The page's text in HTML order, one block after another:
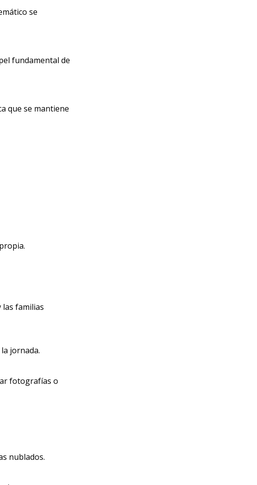
se
fundamental de
que se mantiene
familias
jornada.
fotografías o
nublados.